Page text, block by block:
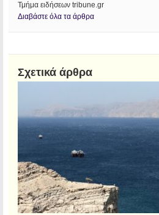
Τμήμα ειδήσεων tribune.gr
Διαβάστε όλα τα άρθρα
Σχετικά άρθρα